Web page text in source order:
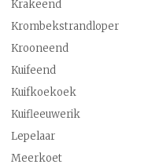
Krakeend
Krombekstrandloper
Krooneend
Kuifeend
Kuifkoekoek
Kuifleeuwerik
Lepelaar
Meerkoet